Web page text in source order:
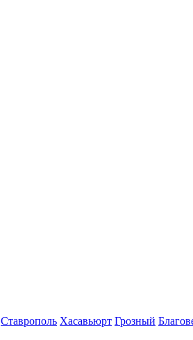
Ставрополь Хасавьюрт Грозный